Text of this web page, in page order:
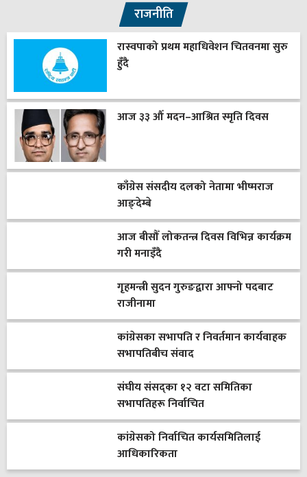
राजनीति
रास्वपाको प्रथम महाधिवेशन चितवनमा सुरु
हुँदै
आज ३३ औँ मदन–आश्रित स्मृति दिवस
काँग्रेस संसदीय दलको नेतामा भीष्मराज
आङ्देम्बे
आज बीसौँ लोकतन्त्र दिवस विभिन्न कार्यक्रम
गरी मनाइँदै
गृहमन्त्री सुदन गुरुङद्वारा आफ्नो पदबाट
राजीनामा
कांग्रेसका सभापति र निवर्तमान कार्यवाहक
सभापतिबीच संवाद
संघीय संसद्का १२ वटा समितिका
सभापतिहरू निर्वाचित
कांग्रेसको निर्वाचित कार्यसमितिलाई
आधिकारिकता